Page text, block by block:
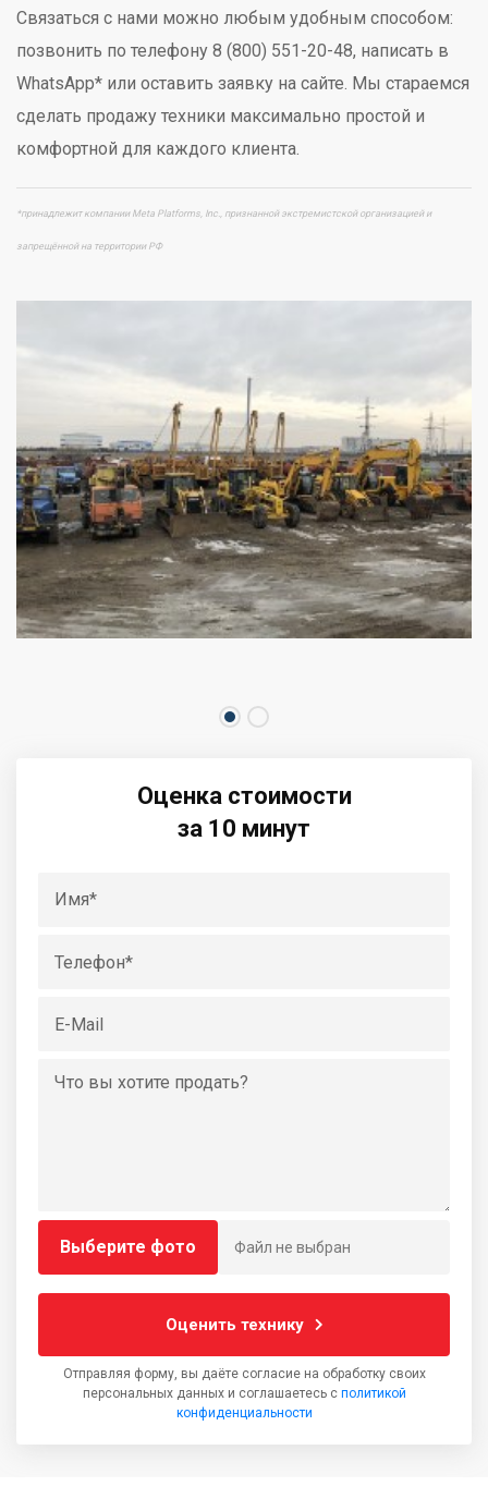
Связаться с нами можно любым удобным способом:
позвонить по телефону 8 (800) 551-20-48, написать в
WhatsApp* или оставить заявку на сайте. Мы стараемся
сделать продажу техники максимально простой и
комфортной для каждого клиента.
*принадлежит компании Meta Platforms, Inc., признанной экстремистской организацией и
запрещённой на территории РФ
Оценка стоимости
за 10 минут
Выберите фото Файл не выбран
Оценить технику
Отправляя форму, вы даёте согласие на обработку своих
персональных данных и соглашаетесь с политикой
конфиденциальности